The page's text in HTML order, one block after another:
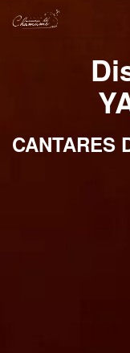
CANTARES